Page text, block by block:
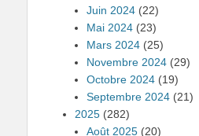
Juin 2024 (22)
Mai 2024 (23)
Mars 2024 (25)
Novembre 2024 (29)
Octobre 2024 (19)
Septembre 2024 (21)
2025 (282)
Août 2025 (20)